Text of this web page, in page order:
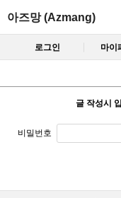
아즈망 (Azmang)
로그인 마이
글 작성시
비밀번호